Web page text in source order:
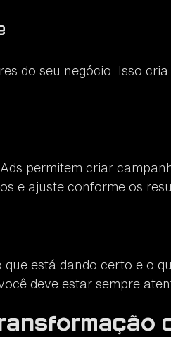
do seu negócio. Isso cria
permitem criar
e ajuste conforme os
está dando certo e o
deve estar sempre